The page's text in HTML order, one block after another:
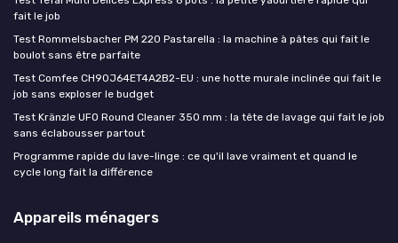
fait le job
Test Rommelsbacher PM 220 Pastarella : la machine à pâtes qui fait le
boulot sans être parfaite
Test Comfee CH90J64ET4A2B2-EU : une hotte murale inclinée qui fait le
job sans exploser le budget
Test Kränzle UFO Round Cleaner 350 mm : la tête de lavage qui fait le job
sans éclabousser partout
Programme rapide du lave-linge : ce qu'il lave vraiment et quand le
cycle long fait la différence
Appareils ménagers